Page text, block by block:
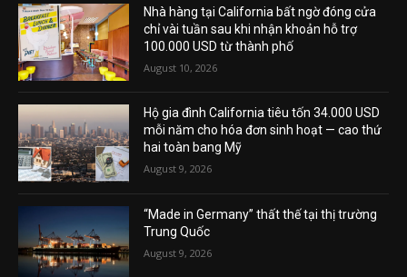
Nhà hàng tại California bất ngờ đóng cửa
chỉ vài tuần sau khi nhận khoản hỗ trợ
100.000 USD từ thành phố
August 10, 2026
Hộ gia đình California tiêu tốn 34.000 USD
mỗi năm cho hóa đơn sinh hoạt — cao thứ
hai toàn bang Mỹ
August 9, 2026
“Made in Germany” thất thế tại thị trường
Trung Quốc
August 9, 2026